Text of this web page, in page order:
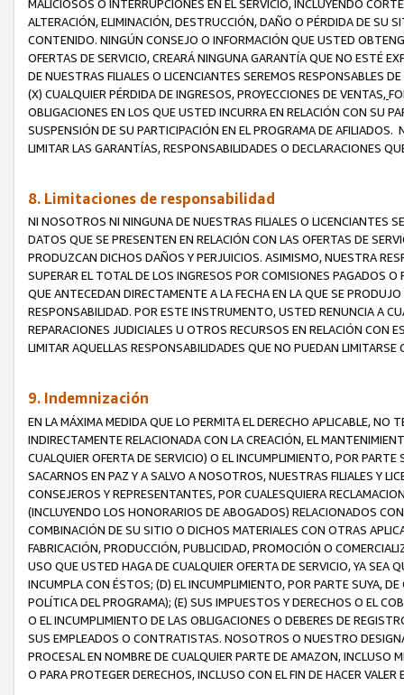
MALICIOSOS O INTERRUPCIONES EN EL SERVICIO, INCLUYENDO
ALTERACIÓN, ELIMINACIÓN, DESTRUCCIÓN, DAÑO O PÉRDIDA DE SU
CONTENIDO. NINGÚN CONSEJO O INFORMACIÓN QUE USTED
OFERTAS DE SERVICIO, CREARÁ NINGUNA GARANTÍA QUE NO ESTÉ
DE NUESTRAS FILIALES O LICENCIANTES SEREMOS RESPONSABLES
(X) CUALQUIER PÉRDIDA DE INGRESOS, PROYECCIONES DE VENTAS,
OBLIGACIONES EN LOS QUE USTED INCURRA EN RELACIÓN CON SU
SUSPENSIÓN DE SU PARTICIPACIÓN EN EL PROGRAMA DE
LIMITAR LAS GARANTÍAS, RESPONSABILIDADES O DECLARACIONES
8. Limitaciones de responsabilidad
NI NOSOTROS NI NINGUNA DE NUESTRAS FILIALES O LICENCIANTES
DATOS QUE SE PRESENTEN EN RELACIÓN CON LAS OFERTAS DE
PRODUZCAN DICHOS DAÑOS Y PERJUICIOS. ASIMISMO, NUESTRA
SUPERAR EL TOTAL DE LOS INGRESOS POR COMISIONES PAGADOS
QUE ANTECEDAN DIRECTAMENTE A LA FECHA EN LA QUE SE
RESPONSABILIDAD. POR ESTE INSTRUMENTO, USTED RENUNCIA A
REPARACIONES JUDICIALES U OTROS RECURSOS EN RELACIÓN CON
LIMITAR AQUELLAS RESPONSABILIDADES QUE NO PUEDAN LIMITARSE
9. Indemnización
EN LA MÁXIMA MEDIDA QUE LO PERMITA EL DERECHO APLICABLE,
INDIRECTAMENTE RELACIONADA CON LA CREACIÓN, EL
CUALQUIER OFERTA DE SERVICIO) O EL INCUMPLIMIENTO, POR
SACARNOS EN PAZ Y A SALVO A NOSOTROS, NUESTRAS FILIALES Y
CONSEJEROS Y REPRESENTANTES, POR CUALESQUIERA
(INCLUYENDO LOS HONORARIOS DE ABOGADOS) RELACIONADOS
COMBINACIÓN DE SU SITIO O DICHOS MATERIALES CON OTRAS
FABRICACIÓN, PRODUCCIÓN, PUBLICIDAD, PROMOCIÓN O
USO QUE USTED HAGA DE CUALQUIER OFERTA DE SERVICIO, YA SEA
INCUMPLA CON ÉSTOS; (D) EL INCUMPLIMIENTO, POR PARTE SUYA,
POLÍTICA DEL PROGRAMA); (E) SUS IMPUESTOS Y DERECHOS O EL
O EL INCUMPLIMIENTO DE LAS OBLIGACIONES O DEBERES DE
SUS EMPLEADOS O CONTRATISTAS. NOSOTROS O NUESTRO
PROCESAL EN NOMBRE DE CUALQUIER PARTE DE AMAZON, INCLUSO
O PARA PROTEGER DERECHOS, INCLUSO CON EL FIN DE HACER VALER